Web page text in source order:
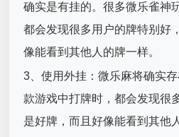
确实是有挂的。很多微乐雀神
都会发现很多用户的牌特别好
像能看到其他人的牌一样。
3、使用外挂：微乐麻将确实
款游戏中打牌时，都会发现很
是好牌，而且好像能看到其他